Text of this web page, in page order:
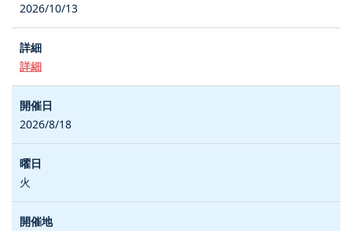
2026/10/13
詳細
2026/8/18
火